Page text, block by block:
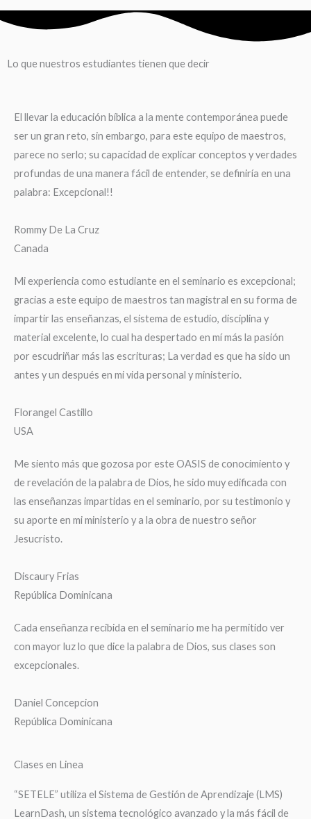
Lo que nuestros estudiantes tienen que decir
El llevar la educación bíblica a la mente contemporánea puede
ser un gran reto, sin embargo, para este equipo de maestros,
parece no serlo; su capacidad de explicar conceptos y verdades
profundas de una manera fácil de entender, se definiría en una
palabra: Excepcional!!
Rommy De La Cruz
Canada
Mi experiencia como estudiante en el seminario es excepcional;
gracias a este equipo de maestros tan magistral en su forma de
impartir las enseñanzas, el sistema de estudio, disciplina y
material excelente, lo cual ha despertado en mí más la pasión
por escudriñar más las escrituras; La verdad es que ha sido un
antes y un después en mi vida personal y ministerio.
Florangel Castillo
USA
Me siento más que gozosa por este OASIS de conocimiento y
de revelación de la palabra de Dios, he sido muy edificada con
las enseñanzas impartidas en el seminario, por su testimonio y
su aporte en mi ministerio y a la obra de nuestro señor
Jesucristo.
Discaury Frias
República Dominicana
Cada enseñanza recibida en el seminario me ha permitido ver
con mayor luz lo que dice la palabra de Dios, sus clases son
excepcionales.
Daniel Concepcion
República Dominicana
Clases en Linea
“SETELE” utiliza el Sistema de Gestión de Aprendizaje (LMS)
LearnDash, un sistema tecnológico avanzado y la más fácil de